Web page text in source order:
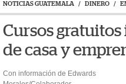
NOTICIAS GUATEMALA / DINERO /
Cursos
de casa y
Con información de Edwards